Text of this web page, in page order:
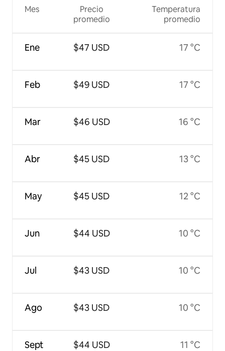
Mes
Ene
Feb
Mar
Abr
May
Jun
Jul
Ago
Sept
Precio
promedio
$47 USD
$49 USD
$46 USD
$45 USD
$45 USD
$44 USD
$43 USD
$43 USD
$44 USD
Temperatura
promedio
17 °C
17 °C
16 °C
13 °C
12 °C
10 °C
10 °C
10 °C
11 °C